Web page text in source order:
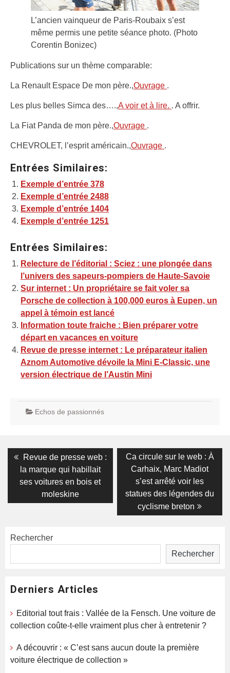
L’ancien vainqueur de Paris-Roubaix s’est
même permis une petite séance photo. (Photo
Corentin Bonizec)
Publications sur un thème comparable:
La Renault Espace De mon père.,Ouvrage .
Les plus belles Simca des….,A voir et à lire. . A offrir.
La Fiat Panda de mon père.,Ouvrage .
CHEVROLET, l’esprit américain.,Ouvrage .
Entrées Similaires:
Exemple d’entrée 378
Exemple d’entrée 2488
Exemple d’entrée 1404
Exemple d’entrée 1251
Entrées Similaires:
Relecture de l’éditorial : Sciez : une plongée dans
l’univers des sapeurs-pompiers de Haute-Savoie
Sur internet : Un propriétaire se fait voler sa
Porsche de collection à 100,000 euros à Eupen, un
appel à témoin est lancé
Information toute fraiche : Bien préparer votre
départ en vacances en voiture
Revue de presse internet : Le préparateur italien
Aznom Automotive dévoile la Mini E-Classic, une
version électrique de l’Austin Mini
Echos de passionnés
Navigation
l’article
Previous
post:
Revue de presse web :
la marque qui habillait
ses voitures en bois et
moleskine
Next
post:
Ca circule sur le web : À
Carhaix, Marc Madiot
s’est arrêté voir les
statues des légendes du
cyclisme breton
Rechercher
Rechercher
Derniers Articles
Editorial tout frais : Vallée de la Fensch. Une voiture de
collection coûte-t-elle vraiment plus cher à entretenir ?
A découvrir : « C’est sans aucun doute la première
voiture électrique de collection »